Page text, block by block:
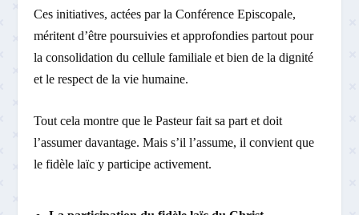
Ces initiatives, actées par la Conférence Episcopale,
méritent d’être poursuivies et approfondies partout pour
la consolidation du cellule familiale et bien de la dignité
et le respect de la vie humaine.
Tout cela montre que le Pasteur fait sa part et doit
l’assumer davantage. Mais s’il l’assume, il convient que
le fidèle laïc y participe activement.